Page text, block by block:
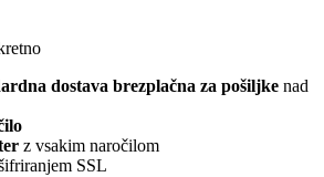
dostava brezplačna za pošiljke nad
z vsakim naročilom
SSL